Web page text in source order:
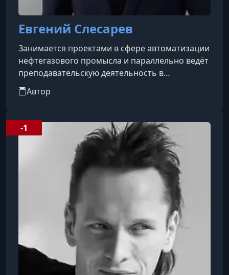
Евгений Слесарев
Занимается проектами в сфере автоматизации
нефтегазового промысла и параллельно ведёт
преподавательскую деятельность в
университете. За последние пять лет
участвовал в ряде инновационных разработок,
микроконтроллерами архитектуры ARM, а
также программирование на C, Python и Java.
Окончил магистратуру по специальности и в
настоящее время обучается в аспирантуре.
Автор
-1